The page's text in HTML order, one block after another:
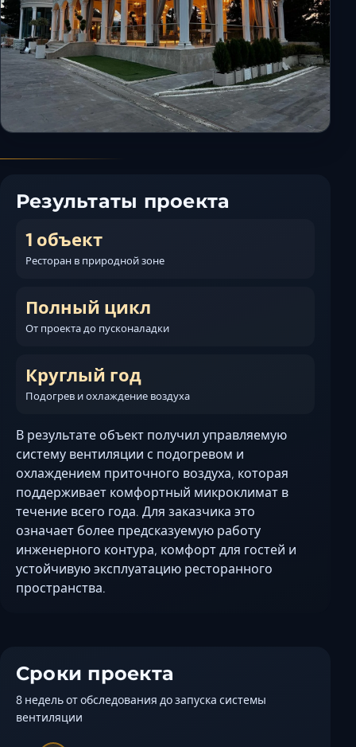
Результаты проекта
1 объект
Ресторан в природной зоне
Полный цикл
От проекта до пусконаладки
Круглый год
Подогрев и охлаждение воздуха
В результате объект получил управляемую
систему вентиляции с подогревом и
охлаждением приточного воздуха, которая
поддерживает комфортный микроклимат в
течение всего года. Для заказчика это
означает более предсказуемую работу
инженерного контура, комфорт для гостей и
устойчивую эксплуатацию ресторанного
пространства.
Сроки проекта
8 недель от обследования до запуска системы
вентиляции